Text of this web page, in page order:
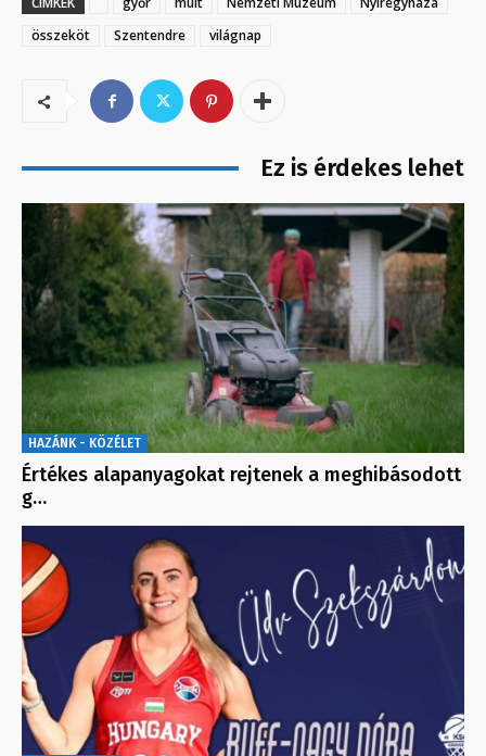
összeköt
Szentendre világnap
Ez is érdekes lehet
HAZÁNK - KÖZÉLET
Értékes alapanyagokat rejtenek a meghibásodott
g…